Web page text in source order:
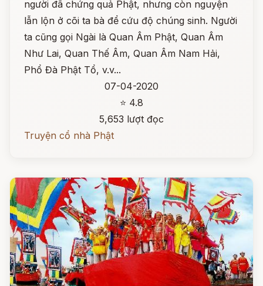
người đã chứng quả Phật, nhưng còn nguyện
lẫn lộn ở cõi ta bà để cứu độ chúng sinh. Người
ta cũng gọi Ngài là Quan Âm Phật, Quan Âm
Như Lai, Quan Thế Âm, Quan Âm Nam Hải,
Phổ Đà Phật Tổ, v.v...
07-04-2020
⭐ 4.8
5,653 lượt đọc
Truyện cổ nhà Phật